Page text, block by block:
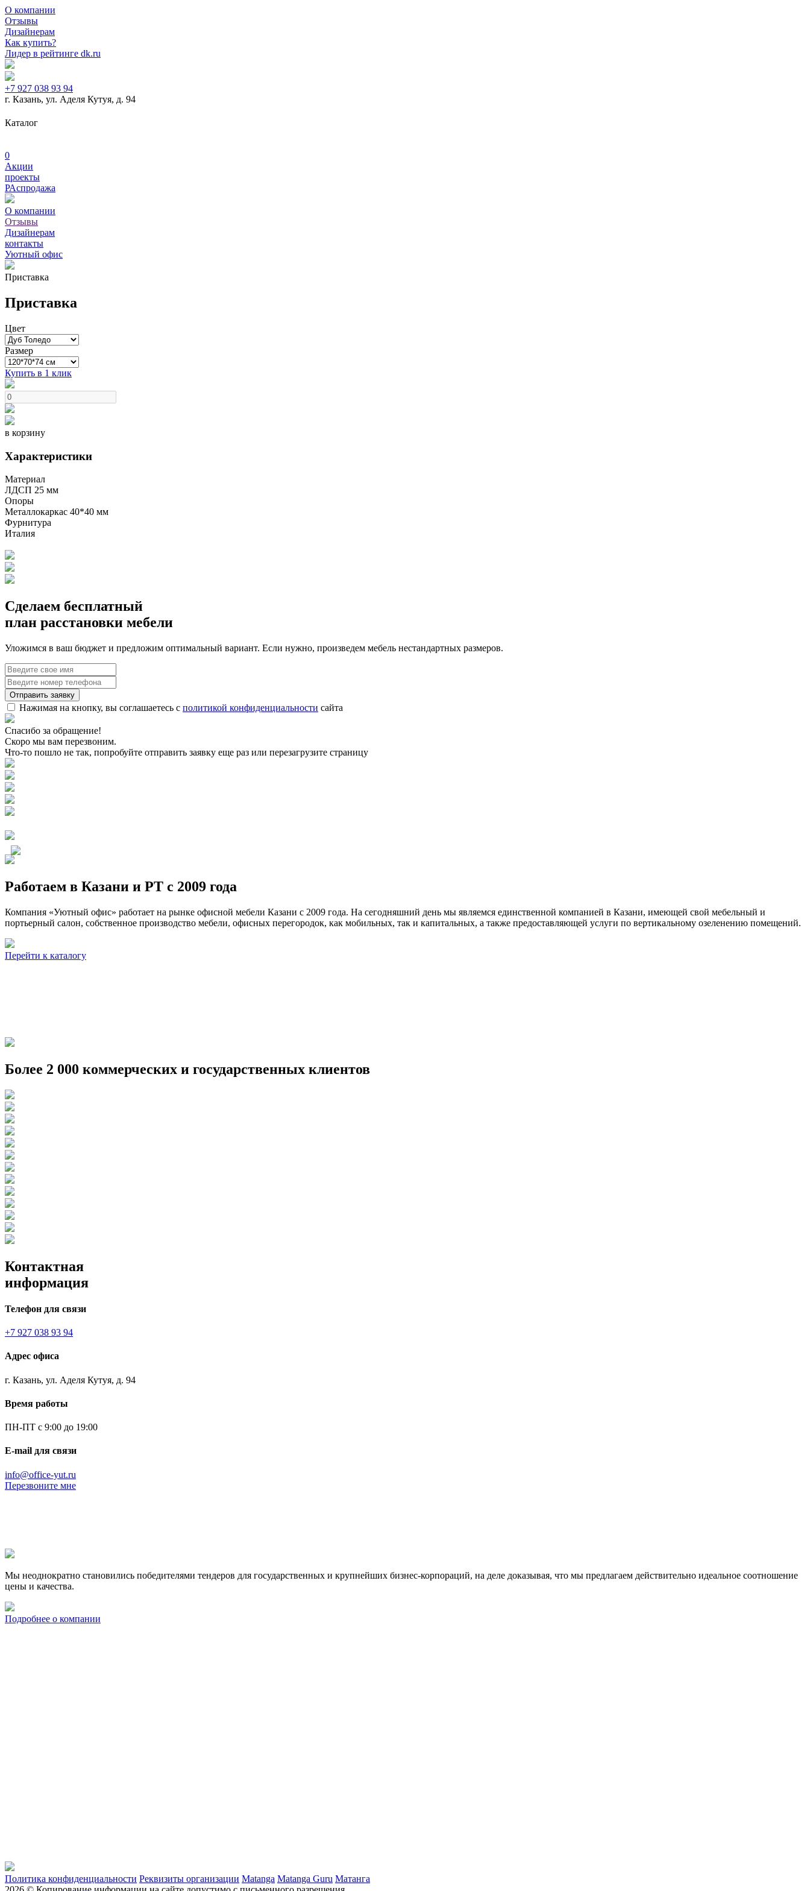
О компании
Отзывы
Дизайнерам
Как купить?
Лидер в рейтинге dk.ru
+7 927 038 93 94
г. Казань, ул. Аделя Кутуя, д. 94
Каталог
Дизайнерская мебель
0
Акции
проекты
РАспродажа
О компании
Отзывы
Дизайнерам
контакты
Уютный офис
Приставка
Приставка
Цвет
Размер
Купить в 1 клик
в корзину
Характеристики
Материал
ЛДСП 25 мм
Опоры
Металлокаркас 40*40 мм
Фурнитура
Италия
Сделаем бесплатный
план расстановки мебели
Уложимся в ваш бюджет и предложим оптимальный вариант. Если нужно, произведем мебель нестандартных размеров.
Нажимая на кнопку, вы соглашаетесь с политикой конфиденциальности сайта
Спасибо за обращение!
Скоро мы вам перезвоним.
Что-то пошло не так, попробуйте отправить заявку еще раз или перезагрузите страницу
Работаем в Казани и РТ с 2009 года
Компания «Уютный офис» работает на рынке офисной мебели Казани с 2009 года. На сегодняшний день мы являемся единственной компанией в Казани, имеющей свой мебельный и
портьерный салон, собственное производство мебели, офисных перегородок, как мобильных, так и капитальных, а также предоставляющей услуги по вертикальному озеленению помещений.
Перейти к каталогу
Мы неоднократно становились победителями тендеров для государственных и крупнейших бизнес-корпораций, на деле доказывая, что мы предлагаем действительно идеальное соотношение
цены и качества.
Подробнее о компании
Более 2 000 коммерческих и государственных клиентов
Контактная
информация
Телефон для связи
+7 927 038 93 94
Адрес офиса
г. Казань, ул. Аделя Кутуя, д. 94
Время работы
ПН-ПТ с 9:00 до 19:00
E-mail для связи
info@office-yut.ru
Перезвоните мне
Политика конфиденциальности Реквизиты организации Matanga Matanga Guru Матанга